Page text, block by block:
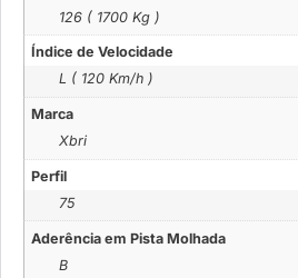
126 ( 1700 Kg )
Índice de Velocidade
L ( 120 Km/h )
Marca
Xbri
Perfil
75
Aderência em Pista Molhada
B